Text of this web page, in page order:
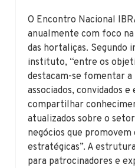
O Encontro Nacional
anualmente com foco
das hortaliças. Segundo
instituto, “entre os
destacam-se fomentar
associados, convidados e
compartilhar
atualizados sobre o
negócios que
estratégicas”. A
para patrocinadores e